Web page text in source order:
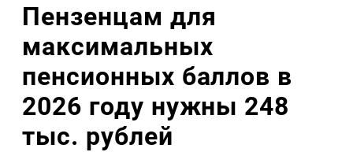
Пензенцам для
максимальных
пенсионных баллов в
2026 году нужны 248
тыс. рублей